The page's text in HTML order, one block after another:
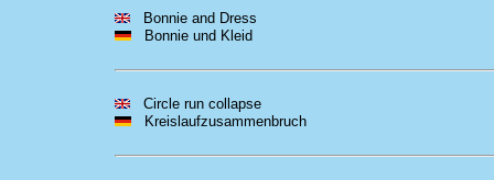
Bonnie and Dress
Bonnie und Kleid
Circle run collapse
Kreislaufzusammenbruch